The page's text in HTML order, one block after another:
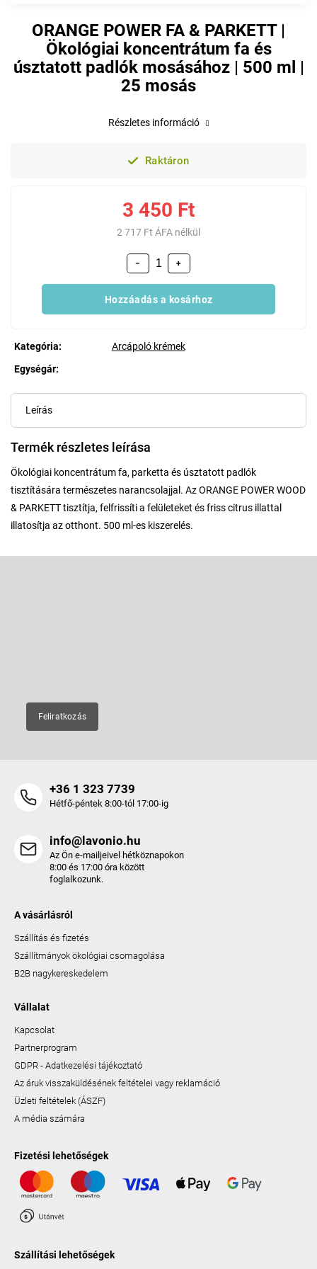
ORANGE POWER FA & PARKETT |
Ökológiai koncentrátum fa és
úsztatott padlók mosásához | 500 ml |
25 mosás
Raktáron
3 450 Ft
2 717 Ft ÁFA nélkül
+
−
Hozzáadás a kosárhoz
Kategória:
Arcápoló krémek
Egységár:
Részletes információ
Leírás
Termék részletes leírása
Ökológiai koncentrátum fa, parketta és úsztatott padlók
tisztítására természetes narancsolajjal. Az ORANGE POWER WOOD
& PARKETT tisztítja, felfrissíti a felületeket és friss citrus illattal
illatosítja az otthont. 500 ml-es kiszerelés.
Feliratkozás
+36 1 323 7739
Hétfő-péntek 8:00-tól 17:00-ig
info@lavonio.hu
Az Ön e-mailjeivel hétköznapokon
8:00 és 17:00 óra között
foglalkozunk.
A vásárlásról
Szállítás és fizetés
Szállítmányok ökológiai csomagolása
B2B nagykereskedelem
Vállalat
Kapcsolat
Partnerprogram
GDPR - Adatkezelési tájékoztató
Az áruk visszaküldésének feltételei vagy reklamáció
Üzleti feltételek (ÁSZF)
A média számára
Fizetési lehetőségek
Szállítási lehetőségek